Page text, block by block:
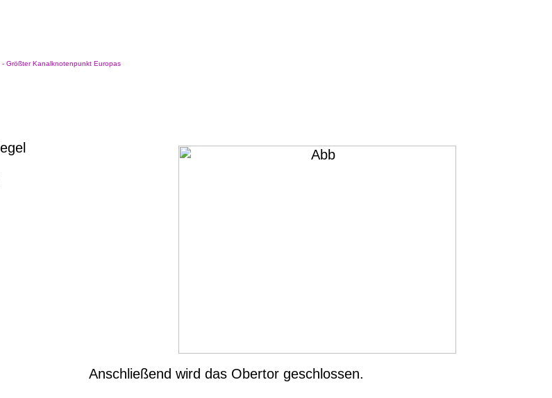
- Größter Kanalknotenpunkt Europas
Anschließend wird das Obertor geschlossen.